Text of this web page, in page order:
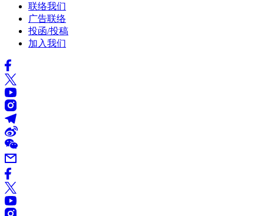
联络我们
广告联络
投函/投稿
加入我们